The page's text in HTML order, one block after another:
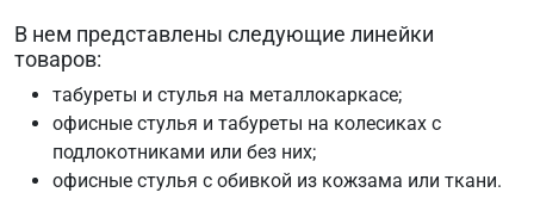
В нем представлены следующие линейки
товаров:
табуреты и стулья на металлокаркасе;
офисные стулья и табуреты на колесиках c
подлокотниками или без них;
офисные стулья с обивкой из кожзама или ткани.